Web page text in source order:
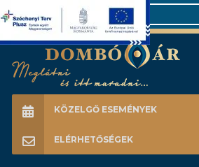
Search
KÖZELGŐ ESEMÉNYEK
ELÉRHETŐSÉGEK